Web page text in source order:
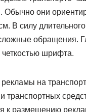
они
В силу
обращения.
шрифта.
на
транспортных
к размещению